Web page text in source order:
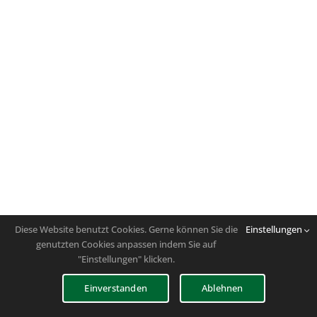
Diese Website benutzt Cookies. Gerne können Sie die
genutzten Cookies anpassen indem Sie auf
"Einstellungen" klicken.
Einstellungen
Einverstanden Ablehnen